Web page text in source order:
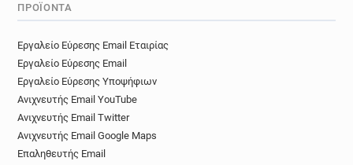
ΠΡΟΪΌΝΤΑ
Εργαλείο Εύρεσης Email Εταιρίας
Εργαλείο Εύρεσης Email
Εργαλείο Εύρεσης Υποψήφιων
Ανιχνευτής Email YouTube
Ανιχνευτής Email Twitter
Ανιχνευτής Email Google Maps
Επαληθευτής Email